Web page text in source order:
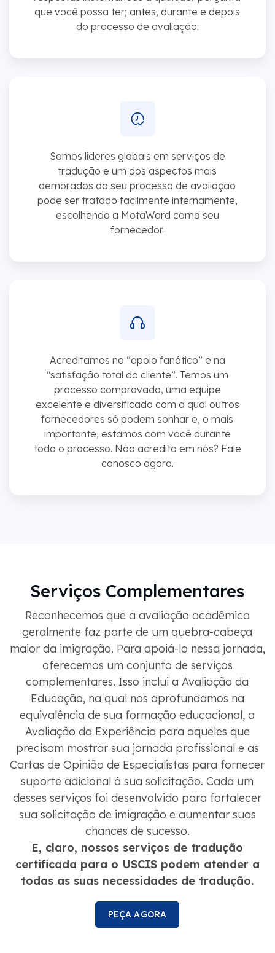
que você possa ter; antes, durante e depois
do processo de avaliação.
Somos líderes globais em serviços de
tradução e um dos aspectos mais
demorados do seu processo de avaliação
pode ser tratado facilmente internamente,
escolhendo a MotaWord como seu
fornecedor.
Acreditamos no “apoio fanático” e na
“satisfação total do cliente”. Temos um
processo comprovado, uma equipe
excelente e diversificada com a qual outros
fornecedores só podem sonhar e, o mais
importante, estamos com você durante
todo o processo. Não acredita em nós? Fale
conosco agora.
Serviços Complementares
Reconhecemos que a avaliação acadêmica
geralmente faz parte de um quebra-cabeça
maior da imigração. Para apoiá-lo nessa jornada,
oferecemos um conjunto de serviços
complementares. Isso inclui a Avaliação da
Educação, na qual nos aprofundamos na
equivalência de sua formação educacional, a
Avaliação da Experiência para aqueles que
precisam mostrar sua jornada profissional e as
Cartas de Opinião de Especialistas para fornecer
suporte adicional à sua solicitação. Cada um
desses serviços foi desenvolvido para fortalecer
sua solicitação de imigração e aumentar suas
chances de sucesso.
E, claro, nossos serviços de tradução
certificada para o USCIS podem atender a
todas as suas necessidades de tradução.
PEÇA AGORA